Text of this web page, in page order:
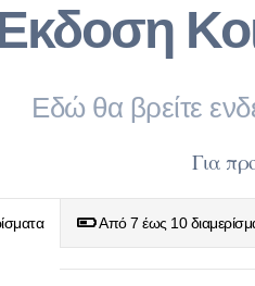
Εδώ θα βρείτε
Για
Από 7 έως 10